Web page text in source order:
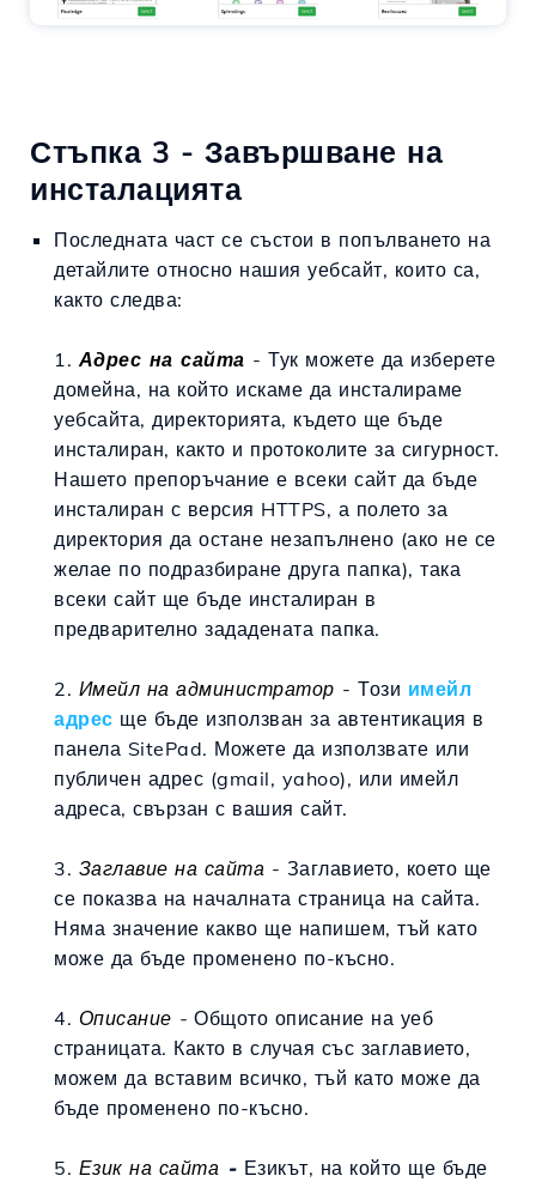
Стъпка 3 - Завършване на
инсталацията
Последната част се състои в попълването на
детайлите относно нашия уебсайт, които са,
както следва:
1.Адрес на сайта - Тук можете да изберете
домейна, на който искаме да инсталираме
уебсайта, директорията, където ще бъде
инсталиран, както и протоколите за сигурност.
Нашето препоръчание е всеки сайт да бъде
инсталиран с версия HTTPS, а полето за
директория да остане незапълнено (ако не се
желае по подразбиране друга папка), така
всеки сайт ще бъде инсталиран в
предварително зададената папка.
2. Имейл на администратор - Този имейл
адрес ще бъде използван за автентикация в
панела SitePad. Можете да използвате или
публичен адрес (gmail, yahoo), или имейл
адреса, свързан с вашия сайт.
3. Заглавие на сайта - Заглавието, което ще
се показва на началната страница на сайта.
Няма значение какво ще напишем, тъй като
може да бъде променено по-късно.
4. Описание - Общото описание на уеб
страницата. Както в случая със заглавието,
можем да вставим всичко, тъй като може да
бъде променено по-късно.
5. Език на сайта - Езикът, на който ще бъде